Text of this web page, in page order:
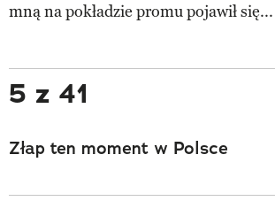
mną na pokładzie promu pojawił się...
5 z 41
Złap ten moment w Polsce